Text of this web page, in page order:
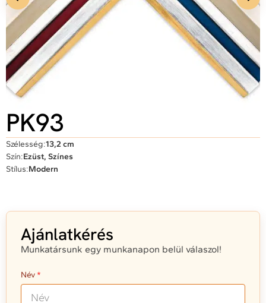
PK93
Szélesség:13,2 cm
Szín:Ezüst, Színes
Stílus:Modern
Ajánlatkérés
Munkatársunk egy munkanapon belül válaszol!
Név